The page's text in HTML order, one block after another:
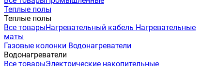
Теплые полы
Теплые полы
Все товарыНагревательный кабель Нагревательные
маты
Газовые колонки Водонагреватели
Водонагреватели
Все товарыЭлектрические накопительные